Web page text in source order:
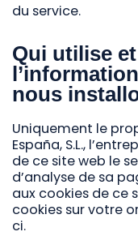
du service.
Qui utilise
nous
Uniquement le
España, S.L.,
de ce site web le
d’analyse de sa
aux cookies de ce
cookies sur votre
ci.